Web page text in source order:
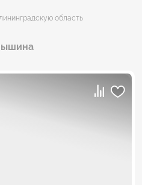
область